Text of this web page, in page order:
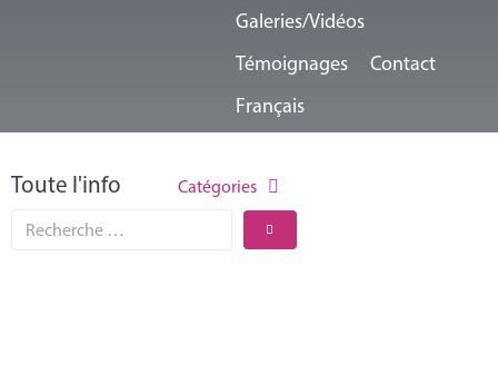
Galeries/Vidéos
Témoignages
Contact
Français
Toute l'info Catégories